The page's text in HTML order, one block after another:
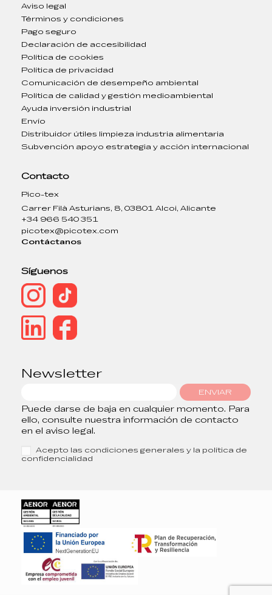
Aviso legal
Términos y condiciones
Pago seguro
Declaración de accesibilidad
Política de cookies
Política de privacidad
Comunicación de desempeño ambiental
Política de calidad y gestión medioambiental
Ayuda inversión industrial
Envío
Distribuidor útiles limpieza industria alimentaria
Subvención apoyo estrategia y acción internacional
Contacto
Pico-tex
Carrer Filà Asturians, 8, 03801 Alcoi, Alicante
+34 966 540 351
picotex@picotex.com
Contáctanos
Síguenos
Newsletter
ENVIAR
Puede darse de baja en cualquier momento. Para
ello, consulte nuestra información de contacto
en el aviso legal.
Acepto las condiciones generales y la política de
confidencialidad